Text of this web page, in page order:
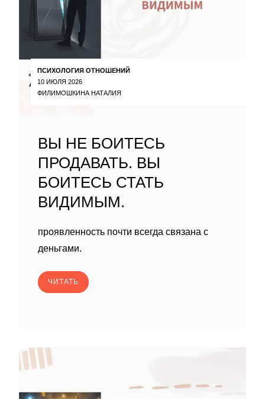
ПСИХОЛОГИЯ ОТНОШЕНИЙ
10 ИЮЛЯ 2026
ФИЛИМОШКИНА НАТАЛИЯ
ВЫ НЕ БОИТЕСЬ
ПРОДАВАТЬ. ВЫ
БОИТЕСЬ СТАТЬ
ВИДИМЫМ.
проявленность почти всегда связана с
деньгами.
ЧИТАТЬ